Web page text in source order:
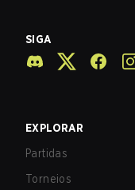
SIGA
EXPLORAR
Partidas
Torneios